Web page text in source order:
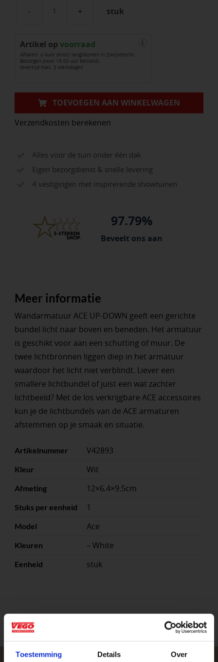
Toestemming Details Over
Ace
Down
White
aantal
stuk
Artikel op voorraad
Afhalen: u kunt direct langskomen in Zwijndrecht
Bezorgen (voor 15:00 uur besteld):
levertijd max. 2 werkdagen
i
TOEVOEGEN AAN WINKELWAGEN
Verzendkosten berekenen
Alles voor de tuin onder één dak
Eigen bezorgdienst & snelle levering
4 vestigingen met inspirerende showtuinen
97.79%
Beveelt ons aan
Meer informatie
Wandarmatuur ACE UP-DOWN geeft een gerichte
bundel licht naar boven en beneden. Het armatuur
is geschikt voor aan een schutting of muur. De
twee lichtbronnen liggen diep in het armatuur
waardoor het licht niet verblindt. Liever een
smallere lichtbundel of juist een wat zachter
lichtbeeld? Met de los verkrijgbare ACE accessoires
kun je de lichtbundels van de ACE armaturen
afstemmen op je smaak en situatie.
Artikelnummer V42893
Kleur Wit
Afmeting 12×6.4×9.5cm
Stuks per eenheid 1
Model Ace
Kleuren – White
Eenheid stuk